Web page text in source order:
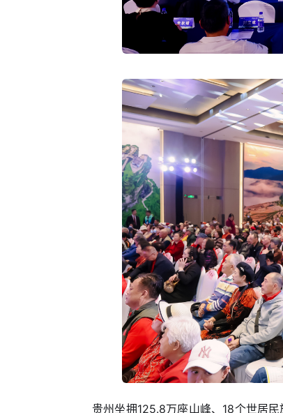
贵州坐拥125.8万座山峰、18个世居